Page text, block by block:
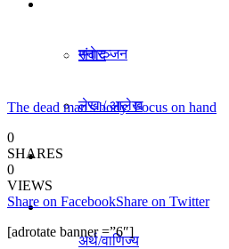
संवाद
लेख / आलेख
खेलकुद समाचार
विविध
मनाेरञ्जन
राजनीति
अर्थ/वाणिज्य
अर्थ/वाणिज्य
The dead man's body. Focus on hand
0
SHARES
0
VIEWS
Share on FacebookShare on Twitter
[adrotate banner =”6″]